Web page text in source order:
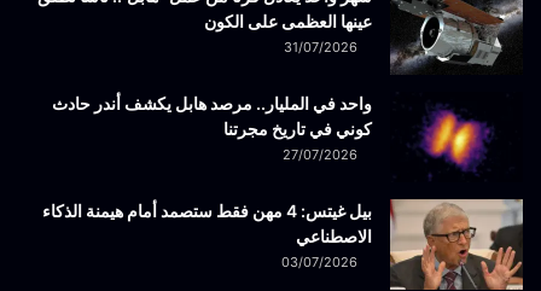
عينها العظمى على الكون
31/07/2026
واحد في المليار.. مرصد هابل يكشف أندر حادث
كوني في تاريخ مجرتنا
27/07/2026
بيل غيتس: 4 مهن فقط ستصمد أمام هيمنة الذكاء
الاصطناعي
03/07/2026